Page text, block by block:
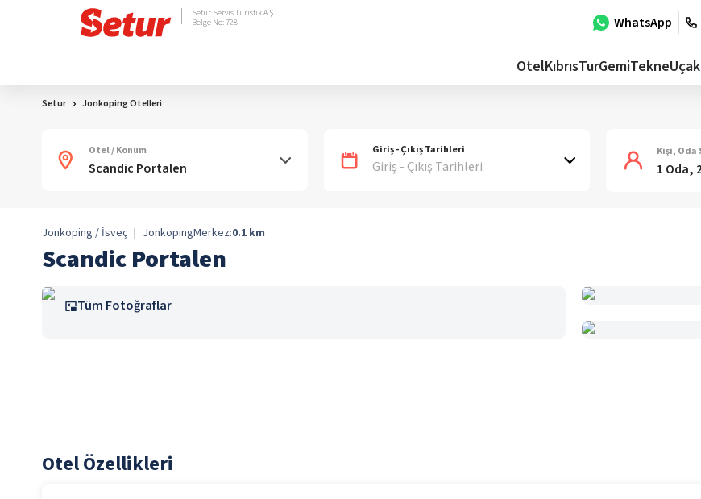
WhatsApp
Setur Servis Turistik A.Ş.
Belge No: 728
OtelKıbrısTurGemiTekneUçak
Setur Jonkoping Otelleri
Otel / Konum Giriş - Çıkış Tarihleri
Giriş - Çıkış Tarihleri
Kişi, Oda
1 Oda,
Jonkoping / İsveç | JonkopingMerkez:0.1 km
Scandic Portalen
Tüm Fotoğraflar
Otel Özellikleri